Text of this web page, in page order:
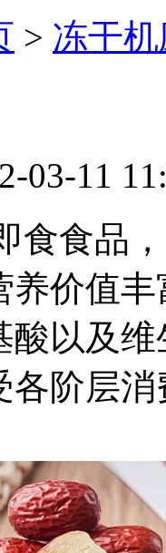
> 冻干
03-11
食食品
养价值
酸以及
各阶层